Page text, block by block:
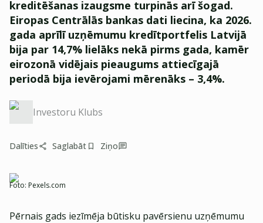
kreditēšanas izaugsme turpinās arī šogad.
Eiropas Centrālās bankas dati liecina, ka 2026.
gada aprīlī uzņēmumu kredītportfelis Latvijā
bija par 14,7% lielāks nekā pirms gada, kamēr
eirozonā vidējais pieaugums attiecīgajā
periodā bija ievērojami mērenāks – 3,4%.
Investoru Klubs
Dalīties Saglabāt Ziņo
Foto: Pexels.com
Pērnais gads iezīmēja būtisku pavērsienu uzņēmumu